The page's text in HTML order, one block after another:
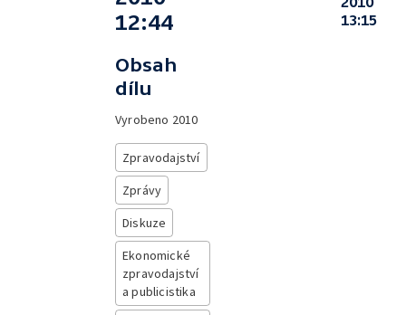
12:44
Obsah
dílu
Vyrobeno 2010
Zpravodajství
Zprávy
Diskuze
Ekonomické
zpravodajství
a publicistika
13:15